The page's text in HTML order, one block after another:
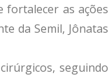
fortalecer as ações
da Semil, Jônatas
seguindo